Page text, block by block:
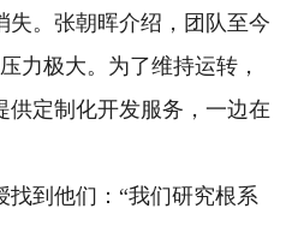
。张朝晖介绍，团队至今
力极大。为了维持运转，
供定制化开发服务，一边在
到他们：“我们研究根系